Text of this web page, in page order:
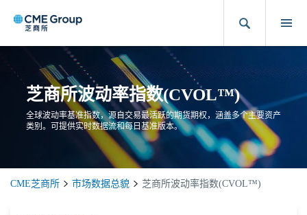
芝商所波动率指数(CVOL™)
全球波动率基准指数，源自交易最活跃的期货期权，涵盖多个主要资产
类别。可提供实时数据流和每日基准版本。
CME芝商所 市场数据总貌 芝商所波动率指数(CVOL™)